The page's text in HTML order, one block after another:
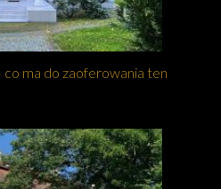
ma do zaoferowania ten